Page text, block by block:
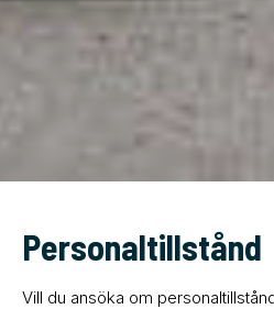
Personaltillstånd
Vill du ansöka om